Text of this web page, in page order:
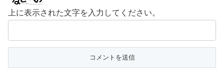
上に表示された文字を入力してください。